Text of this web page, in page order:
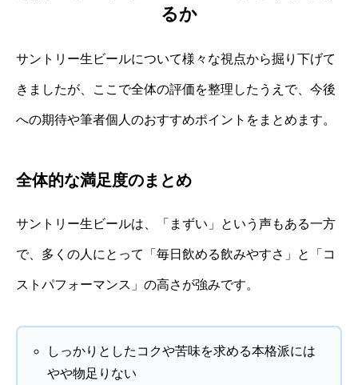
るか
サントリー生ビールについて様々な視点から掘り下げて
きましたが、ここで全体の評価を整理したうえで、今後
への期待や筆者個人のおすすめポイントをまとめます。
全体的な満足度のまとめ
サントリー生ビールは、「まずい」という声もある一方
で、多くの人にとって「毎日飲める飲みやすさ」と「コ
ストパフォーマンス」の高さが強みです。
しっかりとしたコクや苦味を求める本格派には
やや物足りない